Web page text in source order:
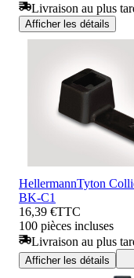
Livraison au plus
Afficher les détails
HellermannTyton
BK-C1
16,39 €TTC
100 pièces incluses
Livraison au plus
Afficher les détails